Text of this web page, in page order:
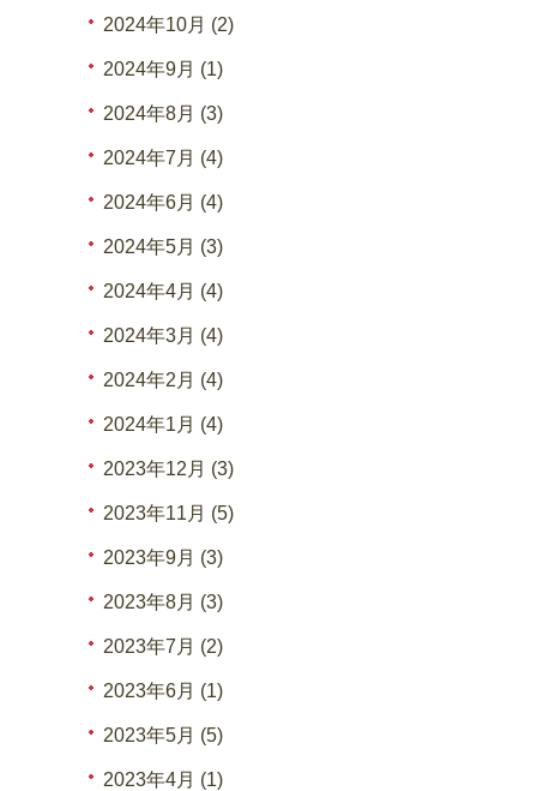
2024年10月 (2)
2024年9月 (1)
2024年8月 (3)
2024年7月 (4)
2024年6月 (4)
2024年5月 (3)
2024年4月 (4)
2024年3月 (4)
2024年2月 (4)
2024年1月 (4)
2023年12月 (3)
2023年11月 (5)
2023年9月 (3)
2023年8月 (3)
2023年7月 (2)
2023年6月 (1)
2023年5月 (5)
2023年4月 (1)